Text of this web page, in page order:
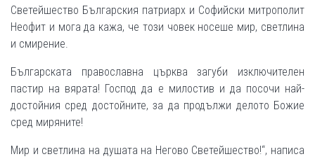
Светейшество Българския патриарх и Софийски митрополит
Неофит и мога да кажа, че този човек носеше мир, светлина
и смирение.
Българската православна църква загуби изключителен
пастир на вярата! Господ да е милостив и да посочи най-
достойния сред достойните, за да продължи делото Божие
сред миряните!
Мир и светлина на душата на Негово Светейшество!“, написа